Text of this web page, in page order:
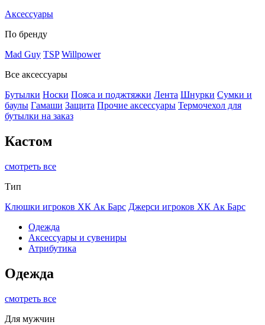
Аксессуары
По бренду
Mad Guy TSP Willpower
Все аксессуары
Бутылки Носки Пояса и поджтяжки Лента Шнурки Сумки и
баулы Гамаши Защита Прочие аксессуары Термочехол для
бутылки на заказ
Кастом
смотреть все
Тип
Клюшки игроков ХК Ак Барс Джерси игроков ХК Ак Барс
Одежда
Аксессуары и сувениры
Атрибутика
Одежда
смотреть все
Для мужчин